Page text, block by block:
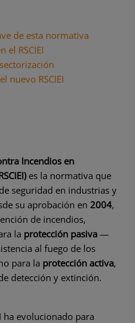
de esta normativa
el RSCIEI
nuevo RSCIEI
Incendios en
es la normativa que
seguridad en industrias y
su aprobación en 2004,
de incendios,
la protección pasiva —
al fuego de los
para la protección activa,
detección y extinción.
ha evolucionado para